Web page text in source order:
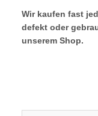
Wir kaufen fast
defekt oder
unserem Shop.